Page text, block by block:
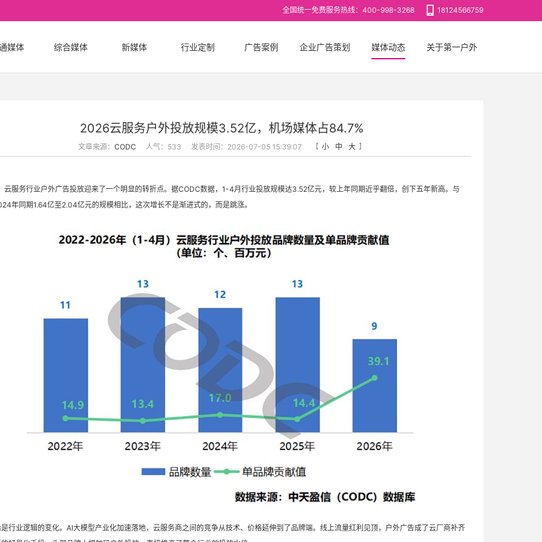
全国统一免费服务热线：400-998-3268 18124566759
媒体 综合媒体 新媒体 行业定制 广告案例 企业广告策划 媒体动态 关于第一户外
2026云服务户外投放规模3.52亿，机场媒体占84.7%
文章来源： CODC 人气：533 发表时间：2026-07-05 15:39:07 【 小 中 大 】
云服务行业户外广告投放迎来了一个明显的转折点。据CODC数据，1-4月行业投放规模达3.52亿元，较上年同期近乎翻倍，创下五年新高。与
年同期1.64亿至2.04亿元的规模相比，这次增长不是渐进式的，而是跳涨。
行业逻辑的变化。AI大模型产业化加速落地，云服务商之间的竞争从技术、价格延伸到了品牌端。线上流量红利见顶，户外广告成了云厂商补齐